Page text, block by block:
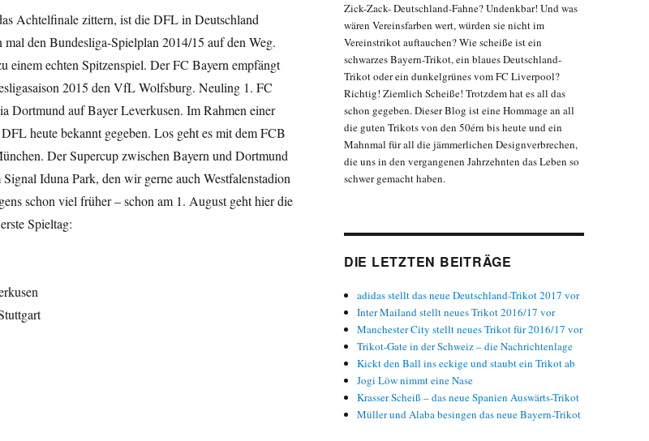
Achtelfinale zittern, ist die DFL in Deutschland
den Bundesliga-Spielplan 2014/15 auf den Weg.
einem echten Spitzenspiel. Der FC Bayern empfängt
2015 den VfL Wolfsburg. Neuling 1. FC
Dortmund auf Bayer Leverkusen. Im Rahmen einer
heute bekannt gegeben. Los geht es mit dem FCB
Der Supercup zwischen Bayern und Dortmund
Iduna Park, den wir gerne auch Westfalenstadion
schon viel früher – schon am 1. August geht hier die
Spieltag:
Zick-Zack- Deutschland-Fahne? Undenkbar! Und was
wären Vereinsfarben wert, würden sie nicht im
Vereinstrikot auftauchen? Wie scheiße ist ein
schwarzes Bayern-Trikot, ein blaues Deutschland-
Trikot oder ein dunkelgrünes vom FC Liverpool?
Richtig! Ziemlich Scheiße! Trotzdem hat es all das
schon gegeben. Dieser Blog ist eine Hommage an all
die guten Trikots von den 50érn bis heute und ein
Mahnmal für all die jämmerlichen Designverbrechen,
die uns in den vergangenen Jahrzehnten das Leben so
schwer gemacht haben.
DIE LETZTEN BEITRÄGE
adidas stellt das neue Deutschland-Trikot 2017 vor
Inter Mailand stellt neues Trikot 2016/17 vor
Manchester City stellt neues Trikot für 2016/17 vor
Trikot-Gate in der Schweiz – die Nachrichtenlage
Kickt den Ball ins eckige und staubt ein Trikot ab
Jogi Löw nimmt eine Nase
Krasser Scheiß – das neue Spanien Auswärts-Trikot
Müller und Alaba besingen das neue Bayern-Trikot